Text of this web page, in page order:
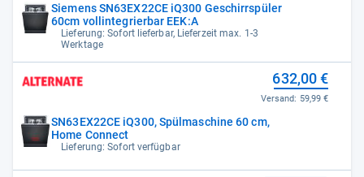
Siemens SN63EX22CE iQ300 Geschirrspüler
60cm vollintegrierbar EEK:A
Lieferung: Sofort lieferbar, Lieferzeit max. 1-3
Werktage
SN63EX22CE iQ300, Spülmaschine 60 cm,
Home Connect
Lieferung: Sofort verfügbar
632,00 €
Versand: 59,99 €